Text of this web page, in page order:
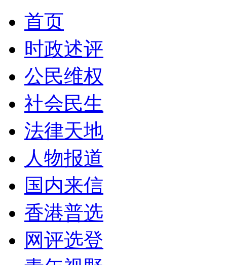
首页
时政述评
公民维权
社会民生
法律天地
人物报道
国内来信
香港普选
网评选登